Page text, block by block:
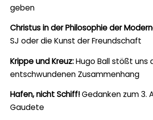
geben
Christus in der Philosophie der
SJ oder die Kunst der Freundschaft
Krippe und Kreuz:Hugo Ball stößt uns
entschwundenen Zusammenhang
Hafen, nicht Schiff!Gedanken zum 3.
Gaudete